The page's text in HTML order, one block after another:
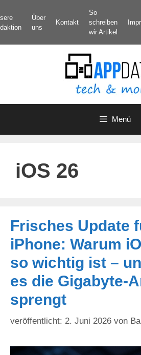
Inhalt
springen
Über
uns
Kontakt
So
schreiben
wir Artikel
Menü
iOS 26
Frisches Update
iPhone: Warum
so wichtig ist –
es die Gigabyte-
sprengt
2. Juni 2026 von